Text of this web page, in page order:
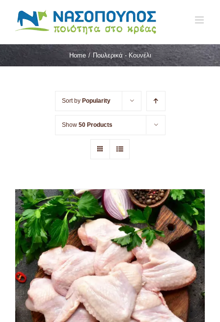
content
Home / Πουλερικά - Κουνέλι
Sort by Popularity
Show 50 Products